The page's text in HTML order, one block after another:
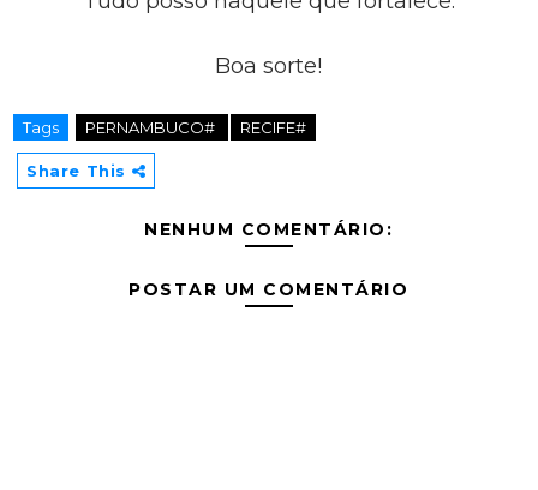
Boa sorte!
Tags PERNAMBUCO# RECIFE#
Share This
NENHUM COMENTÁRIO:
POSTAR UM COMENTÁRIO